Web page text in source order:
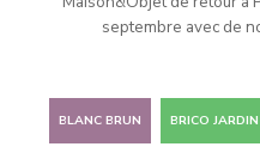
septembre avec de
BLANC BRUN BRICO JARDIN